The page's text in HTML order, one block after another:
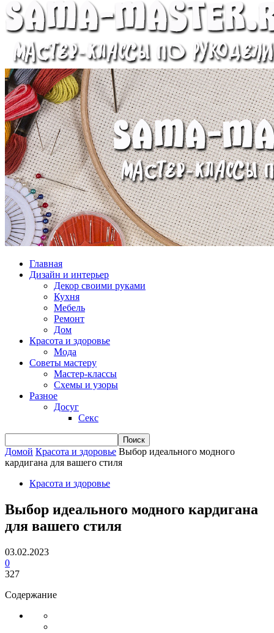
Главная
Дизайн и интерьер
Декор своими руками
Кухня
Мебель
Ремонт
Дом
Красота и здоровье
Мода
Советы мастеру
Мастер-классы
Схемы и узоры
Разное
Досуг
Секс
Домой Красота и здоровье Выбор идеального модного
кардигана для вашего стиля
Красота и здоровье
Выбор идеального модного кардигана
для вашего стиля
03.02.2023
0
327
Содержание